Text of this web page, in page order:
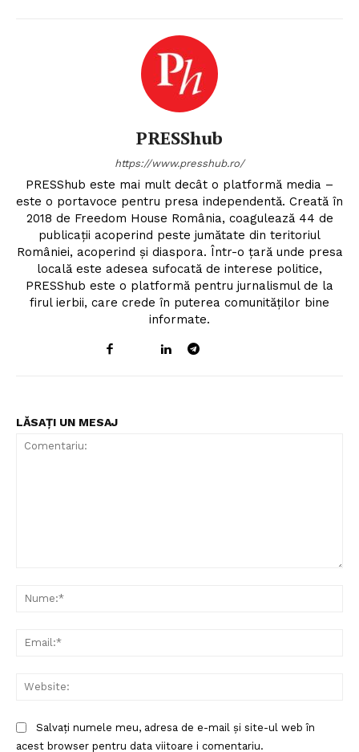
PRESShub
https://www.presshub.ro/
PRESShub este mai mult decât o platformă media –
este o portavoce pentru presa independentă. Creată în
2018 de Freedom House România, coagulează 44 de
publicații acoperind peste jumătate din teritoriul
României, acoperind și diaspora. Într-o țară unde presa
locală este adesea sufocată de interese politice,
PRESShub este o platformă pentru jurnalismul de la
firul ierbii, care crede în puterea comunităților bine
informate.
LĂSAȚI UN MESAJ
Salvați numele meu, adresa de e-mail și site-ul web în
acest browser pentru data viitoare i comentariu.